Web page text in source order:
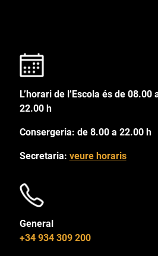
L’horari de l’Escola és de
22.00 h
Consergeria: de 8.00 a 22.00 h
Secretaria: veure horaris
General
+34 934 309 200